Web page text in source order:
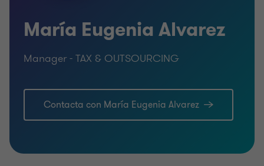
María Eugenia Alvarez
Manager - TAX & OUTSOURCING
Contacta con María Eugenia Alvarez